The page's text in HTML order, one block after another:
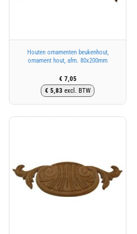
Houten ornamenten beukenhout,
ornament hout, afm. 80x200mm
€ 7,05
€ 5,83 excl. BTW